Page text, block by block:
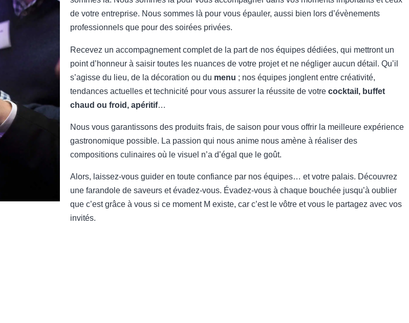
de votre entreprise. Nous sommes là pour vous épauler, aussi bien lors d’évènements
professionnels que pour des soirées privées.
Recevez un accompagnement complet de la part de nos équipes dédiées, qui mettront un
point d’honneur à saisir toutes les nuances de votre projet et ne négliger aucun détail. Qu’il
s’agisse du lieu, de la décoration ou du menu ; nos équipes jonglent entre créativité,
tendances actuelles et technicité pour vous assurer la réussite de votre cocktail, buffet
chaud ou froid, apéritif…
Nous vous garantissons des produits frais, de saison pour vous offrir la meilleure expérience
gastronomique possible. La passion qui nous anime nous amène à réaliser des
compositions culinaires où le visuel n’a d’égal que le goût.
Alors, laissez-vous guider en toute confiance par nos équipes… et votre palais. Découvrez
une farandole de saveurs et évadez-vous. Évadez-vous à chaque bouchée jusqu’à oublier
que c’est grâce à vous si ce moment M existe, car c’est le vôtre et vous le partagez avec vos
invités.